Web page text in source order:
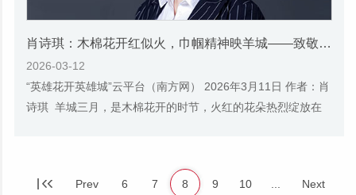
肖诗琪：木棉花开红似火，巾帼精神映羊城——致敬广州革命女性
2026-03-12
“英雄花开英雄城”云平台（南方网） 2026年3月11日 作者：肖
诗琪 羊城三月，是木棉花开的时节，火红的花朵热烈绽放在
Prev 6 7 8 9 10 Next